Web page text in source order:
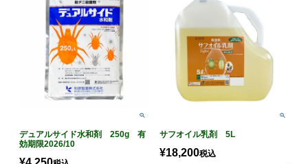
デュアルサイド水和剤 250g 有
効期限2026/10
サフオイル乳剤 5L
¥18,200税込